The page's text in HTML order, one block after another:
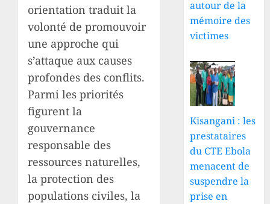
orientation traduit la
volonté de promouvoir
une approche qui
s’attaque aux causes
profondes des conflits.
Parmi les priorités
figurent la
gouvernance
responsable des
ressources naturelles,
la protection des
populations civiles, la
autour de la
mémoire des
victimes
Kisangani : les
prestataires
du CTE Ebola
menacent de
suspendre la
prise en